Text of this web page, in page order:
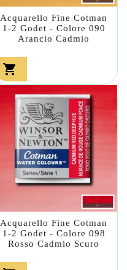
Acquarello Fine Cotman
1-2 Godet - Colore 090
Arancio Cadmio

Acquarello Fine Cotman
1-2 Godet - Colore 098
Rosso Cadmio Scuro